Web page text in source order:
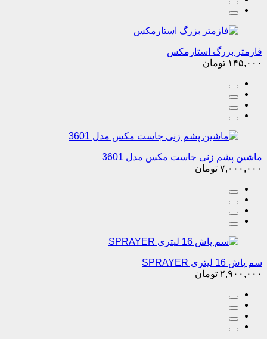
فازمتر بزرگ استارمکس
۱۴۵,۰۰۰ تومان
ماشین پشم زنی جاست مکس مدل 3601
۷,۰۰۰,۰۰۰ تومان
سم پاش 16 لیتری SPRAYER
۲,۹۰۰,۰۰۰ تومان